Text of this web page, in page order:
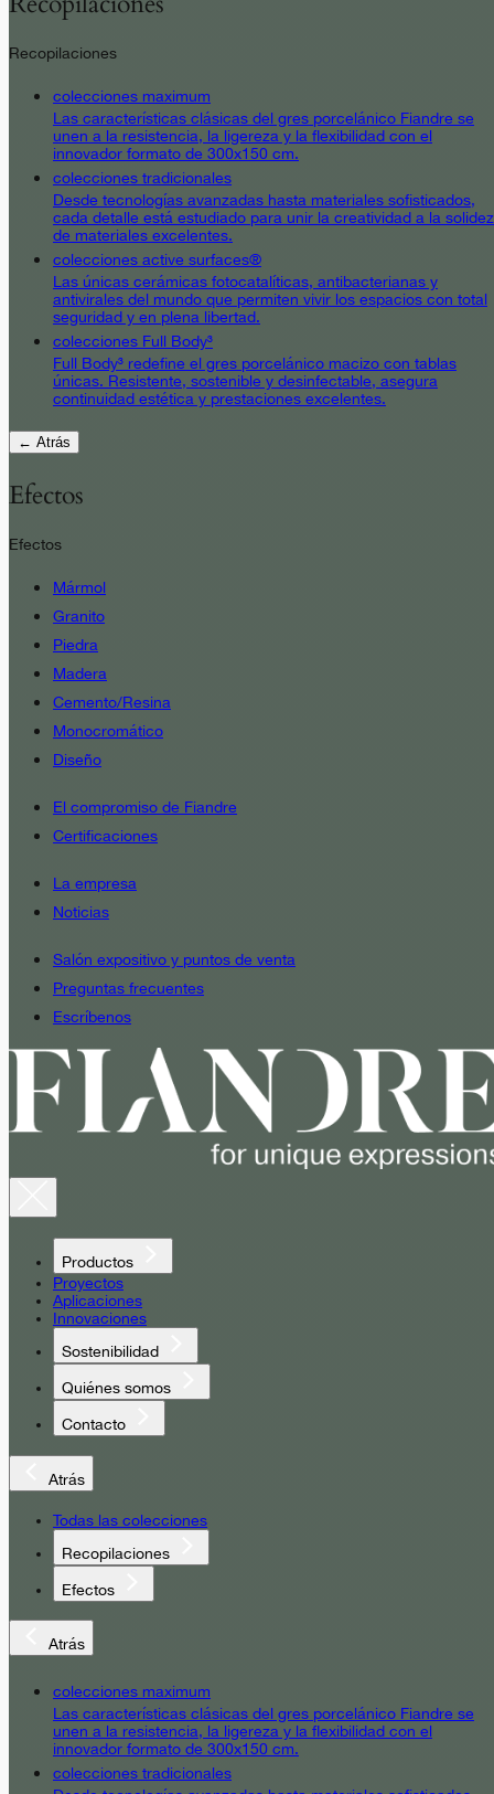
Recopilaciones
colecciones maximum
Las características clásicas del gres porcelánico Fiandre se
unen a la resistencia, la ligereza y la flexibilidad con el
innovador formato de 300x150 cm.
colecciones tradicionales
Desde tecnologías avanzadas hasta materiales sofisticados,
cada detalle está estudiado para unir la creatividad a la solidez
de materiales excelentes.
colecciones active surfaces®
Las únicas cerámicas fotocatalíticas, antibacterianas y
antivirales del mundo que permiten vivir los espacios con total
seguridad y en plena libertad.
colecciones Full Body³
Full Body³ redefine el gres porcelánico macizo con tablas
únicas. Resistente, sostenible y desinfectable, asegura
continuidad estética y prestaciones excelentes.
← Atrás
Efectos
Efectos
Mármol
Granito
Piedra
Madera
Cemento/Resina
Monocromático
Diseño
El compromiso de Fiandre
Certificaciones
La empresa
Noticias
Salón expositivo y puntos de venta
Preguntas frecuentes
Escríbenos
Productos
Proyectos
Aplicaciones
Innovaciones
Sostenibilidad
Quiénes somos
Contacto
Atrás
Todas las colecciones
Recopilaciones
Efectos
Atrás
colecciones maximum
Las características clásicas del gres porcelánico Fiandre se
unen a la resistencia, la ligereza y la flexibilidad con el
innovador formato de 300x150 cm.
colecciones tradicionales